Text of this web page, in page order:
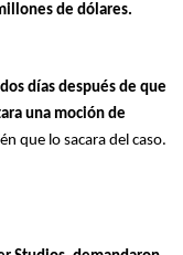
de dólares.
días después de que
una moción de
que lo sacara del caso.